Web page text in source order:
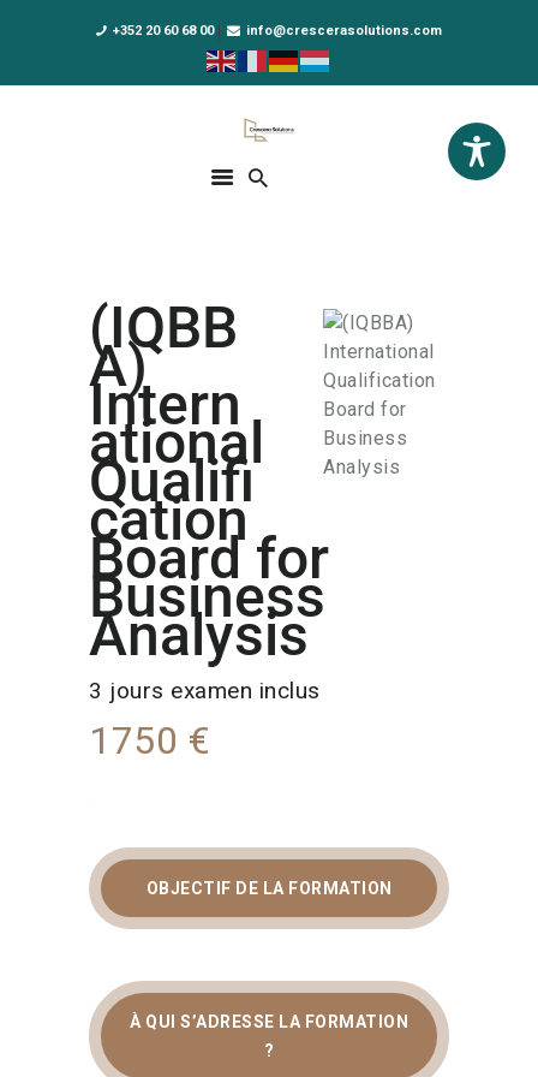
+352 20 60 68 00 info@crescerasolutions.com
Crescera Solutions
Solutions for your evolution
DPO AS A SERVICE
NOUS CONNAÎTRE
ACTUALITÉS
(IQBB
A)
Intern
ational
Qualifi
cation
Board for
Business
Analysis
3 jours examen inclus
1750 €
FORMATION ANALYSE
MÉTIER IQBBA :
ANALYST CERTIFIÉ
Laformation analyse métier IQBBA
OBJECTIF DE LA FORMATION
À QUI S’ADRESSE LA FORMATION
?